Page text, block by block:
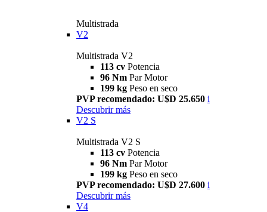
Multistrada
V2
Multistrada V2
113 cv Potencia
96 Nm Par Motor
199 kg Peso en seco
PVP recomendado: U$D 25.650 i
Descubrir más
V2 S
Multistrada V2 S
113 cv Potencia
96 Nm Par Motor
199 kg Peso en seco
PVP recomendado: U$D 27.600 i
Descubrir más
V4